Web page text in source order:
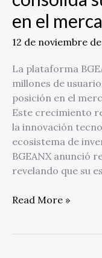
en el
12 de noviembre
La plataforma
millones de
posición en el
Este crecimiento
la innovación
ecosistema de
BGEANX anunció
revelando que su
Read More »